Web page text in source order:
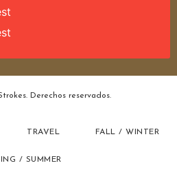
Derechos reservados.
TRAVEL FALL / WINTER
/ SUMMER